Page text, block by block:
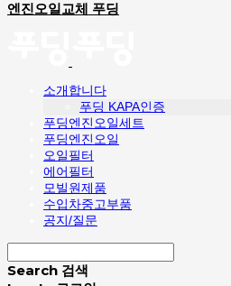
엔진오일교체 푸딩
소개합니다
푸딩 KAPA인증
푸딩엔진오일세트
푸딩엔진오일
오일필터
에어필터
모빌원제품
수입차중고부품
공지/질문
Search 검색